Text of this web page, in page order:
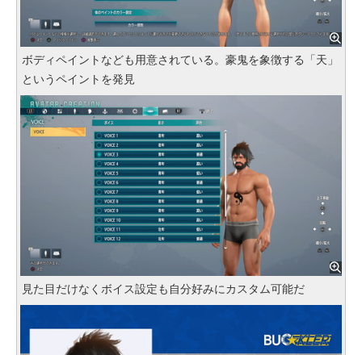
ボディペイントなども用意されている。豪鬼を象徴する「天」
というペイントを発見
見た目だけなくボイス設定も自分好みにカスタム可能だ